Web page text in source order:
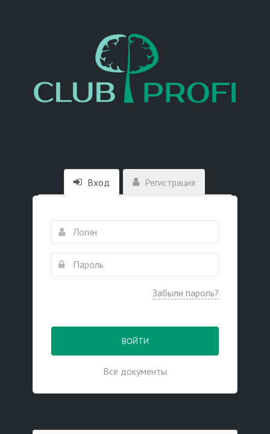
Вход Регистрация
Забыли пароль?
ВОЙТИ
Все документы